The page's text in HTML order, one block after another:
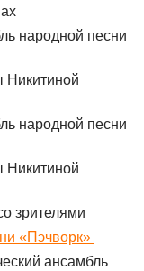
народной песни
народной песни
зрителями
«Пэчворк»
ансамбль